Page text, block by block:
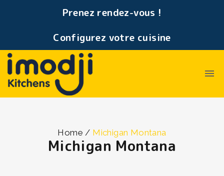
Prenez rendez-vous !
Configurez votre cuisine
Home/ Michigan Montana
Michigan Montana